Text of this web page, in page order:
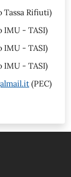
Tassa Rifiuti)
IMU - TASI)
IMU - TASI)
IMU - TASI)
(PEC)